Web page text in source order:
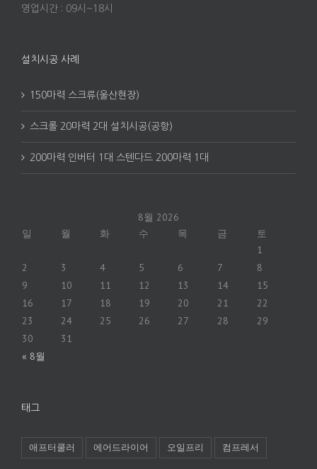
영업시간 : 09시~18시
설치시공 사례
150마력 스크류(울산현장)
스크롤 20마력 2대 설치시공(공항)
200마력 인버터 1대 스텐다드 200마력 1대
8월 2026
일 월 화 수 목 금 토
« 8월
1
2
3 4 5 6 7
8
9
10 11 12 13 14
15
16
17 18 19 20 21
22
23
24 25 26 27 28
29
30
31
태그
애프터쿨러 에어드라이어 오일프리 컴프레서